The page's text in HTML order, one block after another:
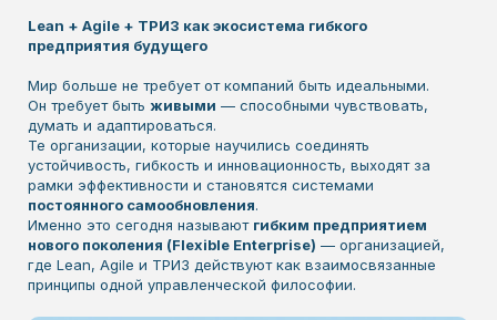
Lean + Agile + ТРИЗ как экосистема гибкого
предприятия будущего
Мир больше не требует от компаний быть идеальными.
Он требует быть живыми — способными чувствовать,
думать и адаптироваться.
Те организации, которые научились соединять
устойчивость, гибкость и инновационность, выходят за
рамки эффективности и становятся системами
постоянного самообновления.
Именно это сегодня называют гибким предприятием
нового поколения (Flexible Enterprise) — организацией,
где Lean, Agile и ТРИЗ действуют как взаимосвязанные
принципы одной управленческой философии.